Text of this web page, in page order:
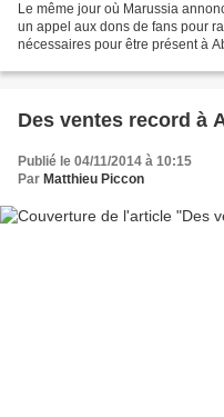
Le même jour où Marussia
un appel aux dons de fans pour
nécessaires pour être présent à
Des ventes record à
Publié le 04/11/2014 à 10:15
Par Matthieu Piccon